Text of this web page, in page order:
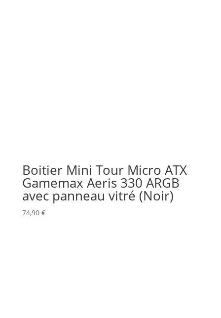
Boitier Mini Tour Micro ATX
Gamemax Aeris 330 ARGB
avec panneau vitré (Noir)
74,90 €